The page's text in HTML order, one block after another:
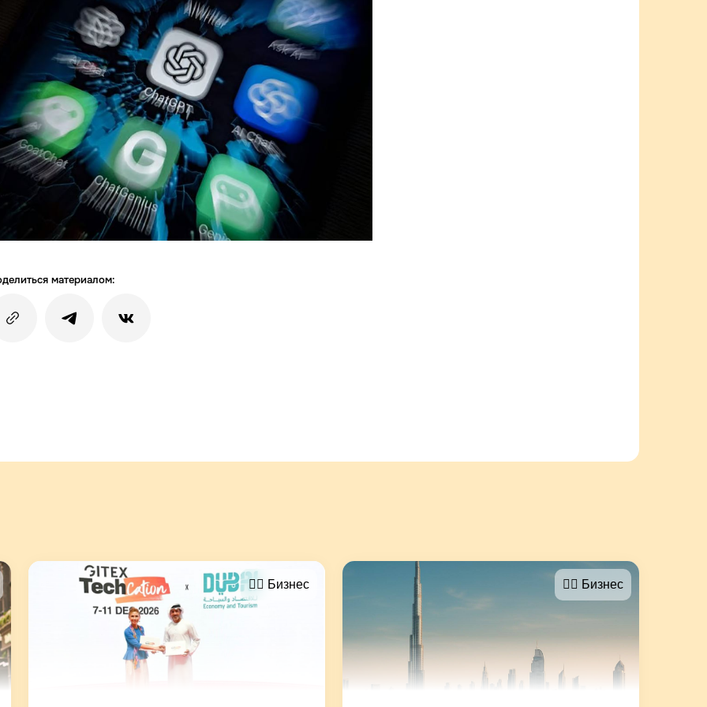
материалом:
🤵‍♂️ Бизнес 🤵‍♂️ Бизнес